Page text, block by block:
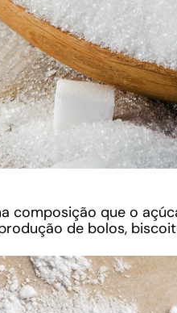
composição que o
de bolos,